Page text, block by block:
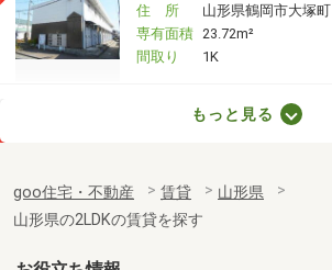
住 所
山形県鶴岡市大塚町
専有面積 23.72m²
間取り
1K
山形県山形市桧町１丁目
専有面積
27.72m²
間取り
もっと見る
goo住宅・不動産 賃貸
山形県
山形県の2LDKの賃貸を探す